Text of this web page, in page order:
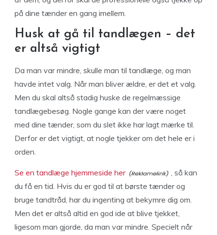
på dine tænder en gang imellem.
Husk at gå til tandlægen – det
er altså vigtigt
Da man var mindre, skulle man til tandlæge, og man
havde intet valg. Når man bliver ældre, er det et valg.
Men du skal altså stadig huske de regelmæssige
tandlægebesøg. Nogle gange kan der være noget
med dine tænder, som du slet ikke har lagt mærke til.
Derfor er det vigtigt, at nogle tjekker om det hele er i
orden.
Se en tandlæge hjemmeside her
, så kan
du få en tid. Hvis du er god til at børste tænder og
bruge tandtråd, har du ingenting at bekymre dig om.
Men det er altså altid en god ide at blive tjekket,
ligesom man gjorde, da man var mindre. Specielt når